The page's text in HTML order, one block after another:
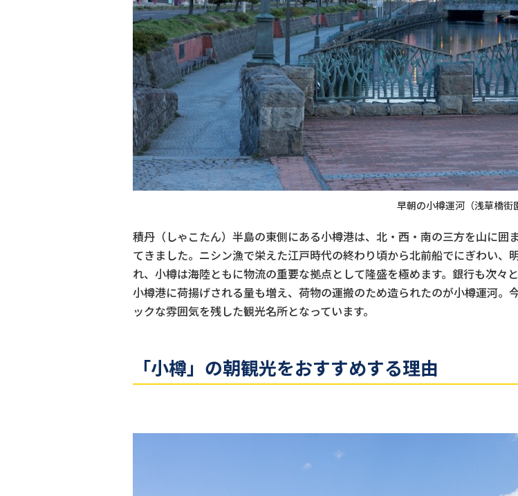
早朝の小樽運河（浅草橋街
積丹（しゃこたん）半島の東側にある小樽港は、北・西・南の三方を山に
てきました。ニシン漁で栄えた江戸時代の終わり頃から北前船でにぎわい
れ、小樽は海陸ともに物流の重要な拠点として隆盛を極めます。銀行も次々
小樽港に荷揚げされる量も増え、荷物の運搬のため造られたのが小樽運河
ックな雰囲気を残した観光名所となっています。
「小樽」の朝観光をおすすめする理由